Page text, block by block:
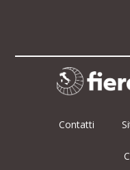
Contatti